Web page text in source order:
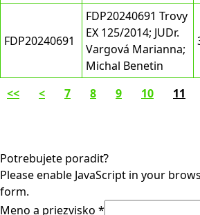
FDP20240691
FDP20240691 Trovy
EX 125/2014; JUDr.
Vargová Marianna;
Michal Benetin
<< < 7 8 9 10 11
Potrebujete poradiť?
Please enable JavaScript in your
form.
Meno a priezvisko *